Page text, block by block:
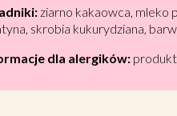
ziarno kakaowca, mleko
skrobia kukurydziana,
dla alergików: